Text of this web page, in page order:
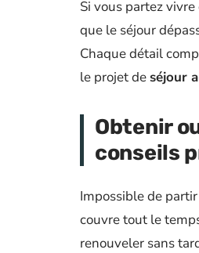
Si vous partez
que le séjour
Chaque détail
le projet de séjour
Obtenir
conseils
Impossible de
couvre tout le
renouveler sans